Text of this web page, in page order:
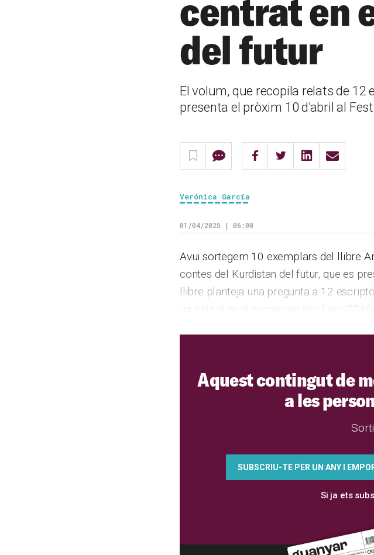
centrat en
del futur
El volum, que recopila relats de
presenta el pròxim 10 d'abril al
Verónica García
01/04/2025 | 06:00
Avui sortegem 10 exemplars del llibre
contes del Kurdistan del futur, que es
llibre planteja una pregunta a 12
un país al qual anomenar seu l’any
Aquest contingut de
a les
SUBSCRIU-TE PER UN ANY I
Si ja ets